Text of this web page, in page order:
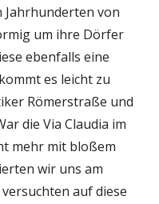
Jahrhunderten von
um ihre Dörfer
ebenfalls eine
es leicht zu
Römerstraße und
die Via Claudia im
mehr mit bloßem
wir uns am
auf diese